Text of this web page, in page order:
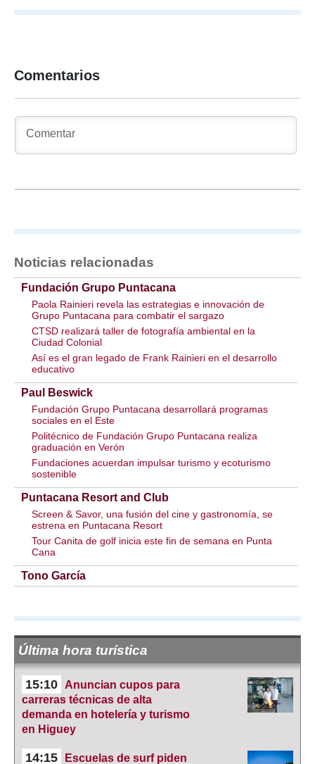
Comentarios
Noticias relacionadas
Fundación Grupo Puntacana
Paola Rainieri revela las estrategias e innovación de
Grupo Puntacana para combatir el sargazo
CTSD realizará taller de fotografía ambiental en la
Ciudad Colonial
Así es el gran legado de Frank Rainieri en el desarrollo
educativo
Paul Beswick
Fundación Grupo Puntacana desarrollará programas
sociales en el Este
Politécnico de Fundación Grupo Puntacana realiza
graduación en Verón
Fundaciones acuerdan impulsar turismo y ecoturismo
sostenible
Puntacana Resort and Club
Screen & Savor, una fusión del cine y gastronomía, se
estrena en Puntacana Resort
Tour Canita de golf inicia este fin de semana en Punta
Cana
Tono García
Última hora turística
15:10
Anuncian cupos para
carreras técnicas de alta
demanda en hotelería y turismo
en Higuey
14:15 Escuelas de surf piden